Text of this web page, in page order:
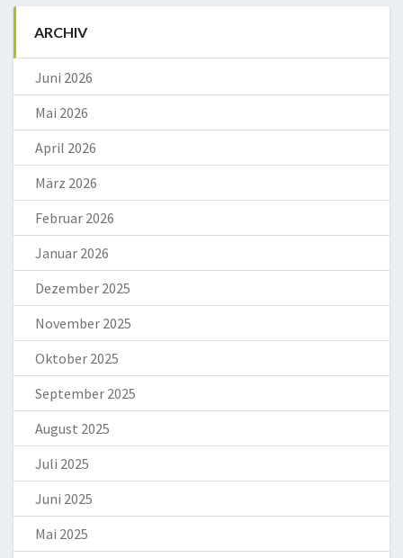
ARCHIV
Juni 2026
Mai 2026
April 2026
März 2026
Februar 2026
Januar 2026
Dezember 2025
November 2025
Oktober 2025
September 2025
August 2025
Juli 2025
Juni 2025
Mai 2025